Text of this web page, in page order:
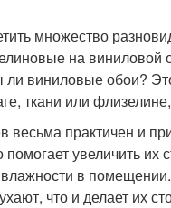
множество
на
виниловые обои?
ткани или
весьма практичен и
увеличить их
в
что и делает их